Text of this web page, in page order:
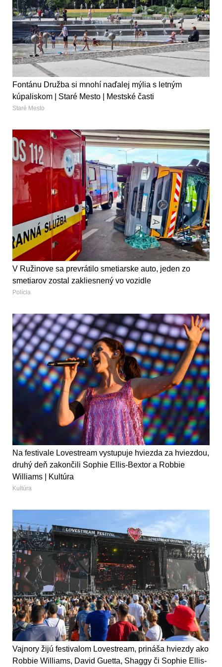
Fontánu Družba si mnohí naďalej mýlia s letným
kúpaliskom | Staré Mesto | Mestské časti
Staré Mesto
V Ružinove sa prevrátilo smetiarske auto, jeden zo
smetiarov zostal zakliesnený vo vozidle
Polícia
Na festivale Lovestream vystupuje hviezda za hviezdou,
druhý deň zakončili Sophie Ellis-Bextor a Robbie
Williams | Kultúra
Kultúra
Vajnory žijú festivalom Lovestream, prináša hviezdy ako
Robbie Williams, David Guetta, Shaggy či Sophie Ellis-